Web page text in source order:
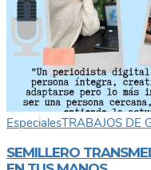
EspecialesTRABAJOS DE
SEMILLERO